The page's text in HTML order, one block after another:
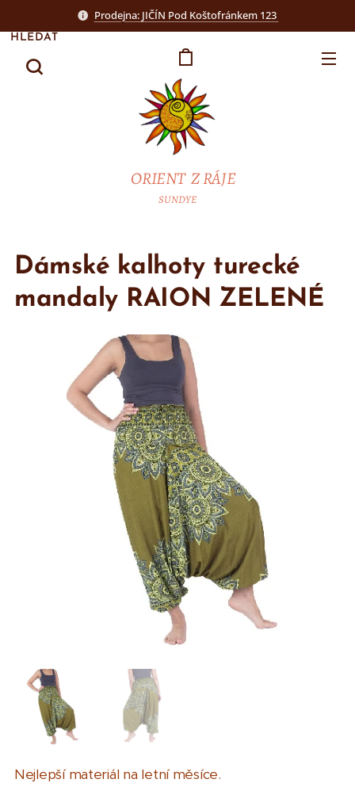
Prodejna: JIČÍN Pod Koštofránkem 123
ORIENT Z RÁJE
SUNDYE
HLEDAT
Dámské kalhoty turecké
mandaly RAION ZELENÉ
Nejlepší materiál na letní měsíce.